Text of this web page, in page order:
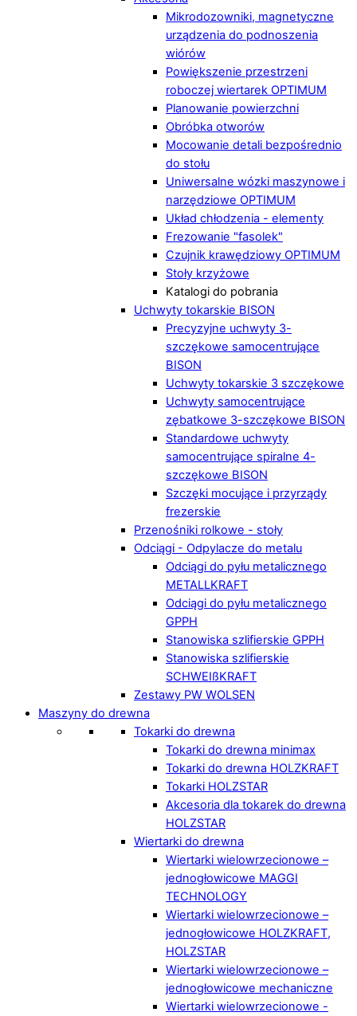
Mikrodozowniki, magnetyczne
urządzenia do podnoszenia
wiórów
Powiększenie przestrzeni
roboczej wiertarek OPTIMUM
Planowanie powierzchni
Obróbka otworów
Mocowanie detali bezpośrednio
do stołu
Uniwersalne wózki maszynowe i
narzędziowe OPTIMUM
Układ chłodzenia - elementy
Frezowanie "fasolek"
Czujnik krawędziowy OPTIMUM
Stoły krzyżowe
Katalogi do pobrania
Uchwyty tokarskie BISON
Precyzyjne uchwyty 3-
szczękowe samocentrujące
BISON
Uchwyty tokarskie 3 szczękowe
Uchwyty samocentrujące
zębatkowe 3-szczękowe BISON
Standardowe uchwyty
samocentrujące spiralne 4-
szczękowe BISON
Szczęki mocujące i przyrządy
frezerskie
Przenośniki rolkowe - stoły
Odciągi - Odpylacze do metalu
Odciągi do pyłu metalicznego
METALLKRAFT
Odciągi do pyłu metalicznego
GPPH
Stanowiska szlifierskie GPPH
Stanowiska szlifierskie
SCHWEIßKRAFT
Zestawy PW WOLSEN
Maszyny do drewna
Tokarki do drewna
Tokarki do drewna minimax
Tokarki do drewna HOLZKRAFT
Tokarki HOLZSTAR
Akcesoria dla tokarek do drewna
HOLZSTAR
Wiertarki do drewna
Wiertarki wielowrzecionowe –
jednogłowicowe MAGGI
TECHNOLOGY
Wiertarki wielowrzecionowe –
jednogłowicowe HOLZKRAFT,
HOLZSTAR
Wiertarki wielowrzecionowe –
jednogłowicowe mechaniczne
Wiertarki wielowrzecionowe -